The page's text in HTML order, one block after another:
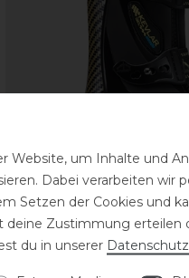
Veredus Kevlar Gel
Website, um Inhalte und
Dabei verarbeiten wir
Setzen der Cookies und
Zustimmung erteilen
du in unserer